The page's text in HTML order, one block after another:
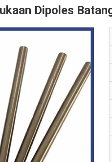
Dipoles